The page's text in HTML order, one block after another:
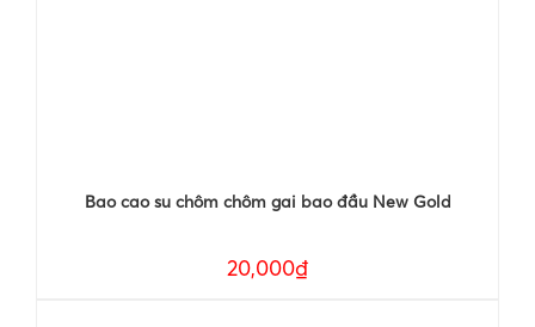
Bao cao su chôm chôm gai bao đầu New Gold
20,000₫